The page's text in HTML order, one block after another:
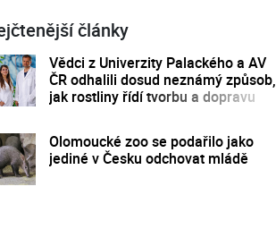
články
Vědci z Univerzity Palackého a AV
ČR odhalili dosud neznámý způsob,
jak rostliny řídí tvorbu a dopravu
Olomoucké zoo se podařilo jako
jediné v Česku odchovat mládě